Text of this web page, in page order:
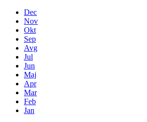
Dec
Nov
Okt
Sep
Avg
Jul
Jun
Maj
Apr
Mar
Feb
Jan